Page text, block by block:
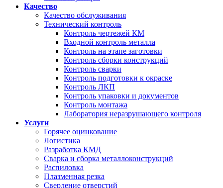
Качество
Качество обслуживания
Технический контроль
Контроль чертежей КМ
Входной контроль металла
Контроль на этапе заготовки
Контроль сборки конструкций
Контроль сварки
Контроль подготовки к окраске
Контроль ЛКП
Контроль упаковки и документов
Контроль монтажа
Лаборатория неразрушающего контроля
Услуги
Горячее оцинкование
Логистика
Разработка КМД
Сварка и сборка металлоконструкций
Распиловка
Плазменная резка
Сверление отверстий